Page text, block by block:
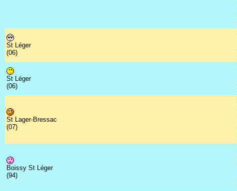
St Léger
(06)
St Léger
(06)
St Lager-Bressac
(07)
Boissy St Léger
(94)